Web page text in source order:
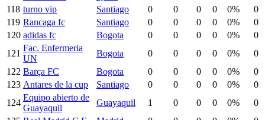
118 turno vip Santiago 0 0 0 0 0%
0
119 Rancaga fc Santiago 0 0 0 0 0%
0
120 adidas fc Bogota 0 0 0 0 0%
0
121
Fac. Enfermeria
UN
Bogota 0 0 0 0 0%
0
122 Barça FC Bogota 0 0 0 0 0%
0
123 Antares de la cup Santiago 0 0 0 0 0%
0
124
Equipo abierto de
Guayaquil
Guayaquil 1 0 0 0 0%
0